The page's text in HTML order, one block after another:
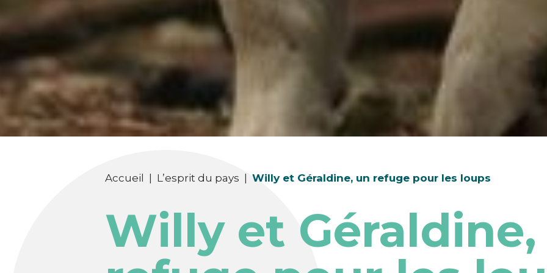
Accueil L’esprit du pays Willy et Géraldine, un refuge pour les loups
Willy et